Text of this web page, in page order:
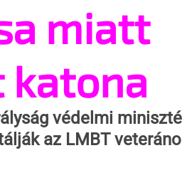
miatt
védelmi
az LMBT